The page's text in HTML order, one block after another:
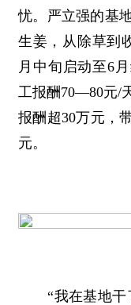
忧。严立强的基
生姜，从除草到
月中旬启动至6
工报酬70—80元/
报酬超30万元，
元。
“我在基地干了